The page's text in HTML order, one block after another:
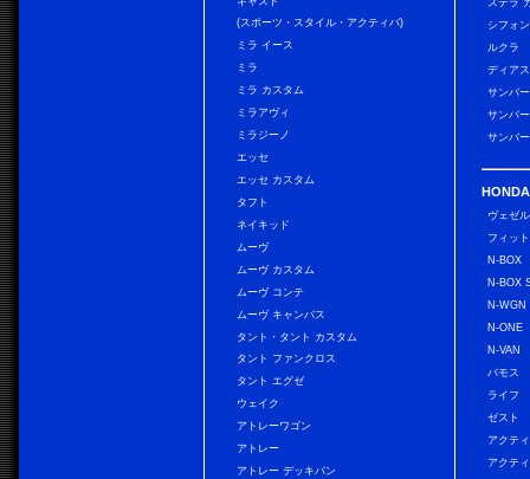
(スポーツ・スタイル・アクティバ)
ミラ イース
ミラ
ミラ カスタム
ミラアヴィ
ミラジーノ
エッセ
エッセ カスタム
タフト
ネイキッド
ムーヴ
ムーヴ カスタム
ムーヴ コンテ
ムーヴ キャンバス
タント・タント カスタム
タント ファンクロス
タント エグゼ
ウェイク
アトレーワゴン
アトレー
アトレー デッキバン
ステラ
シフォ
ルクラ
ディア
サンバ
サンバ
サンバ
HONDA
ヴェゼル
フィット
N-BOX
N-BOX
N-WGN
N-ONE
N-VAN
バモス
ライフ
ゼスト
アクテ
アクテ